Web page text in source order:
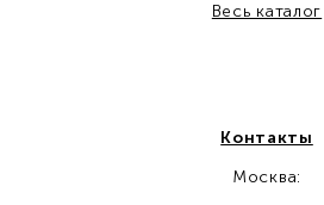
Весь каталог
Контакты
Москва: